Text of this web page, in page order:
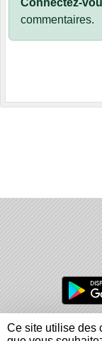
Connectez-
commentaires.
Charte
Ce site utilise des